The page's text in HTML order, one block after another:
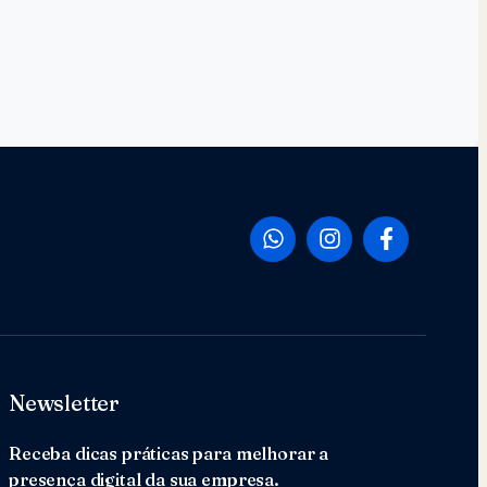
Newsletter
Receba dicas práticas para melhorar a
presença digital da sua empresa.